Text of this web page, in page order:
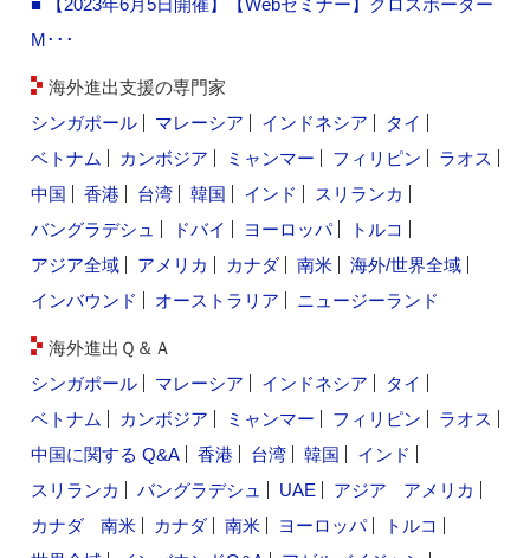
■ 【2023年6月5日開催】【Webセミナー】クロスボーダー
M･･･
海外進出支援の専門家
シンガポール
マレーシア インドネシア
タイ
ベトナム
カンボジア ミャンマー フィリピン
ラオス
中国
香港 台湾 韓国 インド
スリランカ
バングラデシュ
ドバイ ヨーロッパ
トルコ
アジア全域
アメリカ カナダ 南米
海外/世界全域
インバウンド
オーストラリア ニュージーランド
海外進出Ｑ＆Ａ
シンガポール
マレーシア インドネシア
タイ
ベトナム
カンボジア ミャンマー フィリピン
ラオス
中国に関する Q&A
香港 台湾 韓国
インド
スリランカ
バングラデシュ UAE アジア
アメリカ
カナダ
南米 カナダ 南米 ヨーロッパ
トルコ